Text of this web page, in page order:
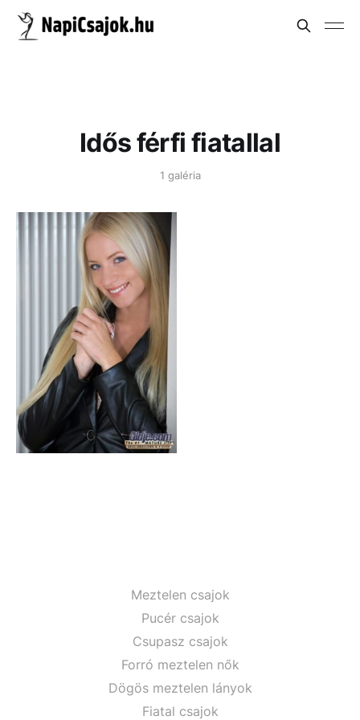
Idős férfi fiatallal
1 galéria
Meztelen csajok
Pucér csajok
Csupasz csajok
Forró meztelen nők
Dögös meztelen lányok
Fiatal csajok